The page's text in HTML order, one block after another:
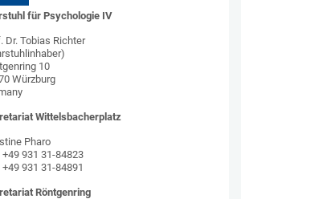
für Psychologie IV
Dr. Tobias Richter
10
Würzburg
Wittelsbacherplatz
Pharo
+49 931 31-84823
+49 931 31-84891
Röntgenring